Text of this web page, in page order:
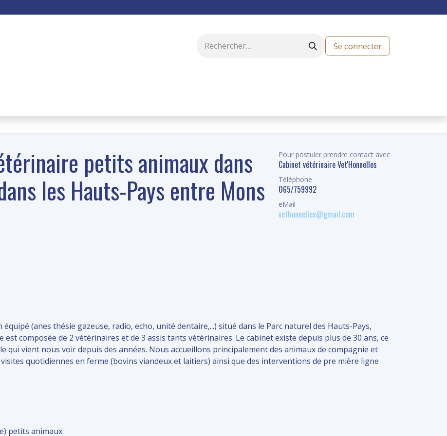
Se connecter
Pour postuler prendre contact avec
Cabinet vétérinaire Vet'Honnelles
Téléphone
065/759992
eMail
vethonnelles@gmail.com
petits animaux dans
les Hauts-Pays entre Mons
(anes thésie gazeuse, radio, echo, unité dentaire,...) situé dans le Parc naturel des Hauts-Pays,
composée de 2 vétérinaires et de 3 assis tants vétérinaires. Le cabinet existe depuis plus de 30 ans, ce
qui vient nous voir depuis des années. Nous accueillons principalement des animaux de compagnie et
quotidiennes en ferme (bovins viandeux et laitiers) ainsi que des interventions de pre mière ligne
petits animaux.